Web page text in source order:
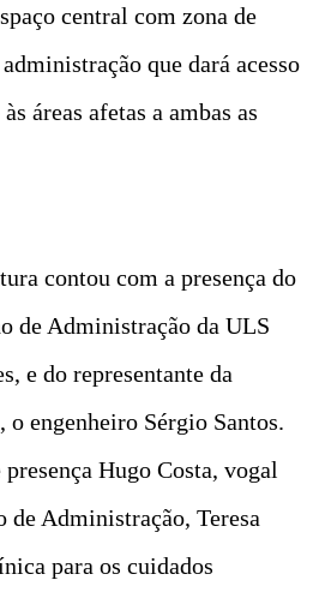
central com zona de
que dará acesso
áreas afetas a ambas as
contou com a presença do
de Administração da ULS
e do representante da
engenheiro Sérgio Santos.
Hugo Costa, vogal
de Administração, Teresa
para os cuidados